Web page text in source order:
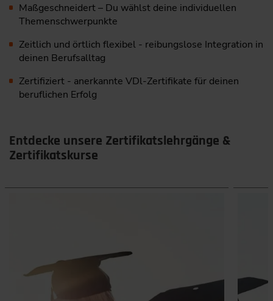
Maßgeschneidert – Du wählst deine individuellen
Themenschwerpunkte
Zeitlich und örtlich flexibel - reibungslose Integration in
deinen Berufsalltag
Zertifiziert - anerkannte VDl-Zertifikate für deinen
beruflichen Erfolg
Entdecke unsere Zertifikatslehrgänge &
Zertifikatskurse